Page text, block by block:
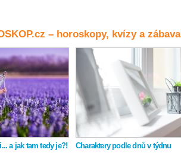
– horoskopy, kvízy a zábava
a jak tam tedy je?! Charaktery podle dnů v týdnu